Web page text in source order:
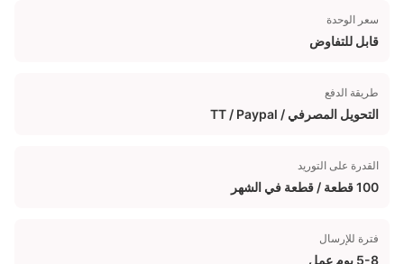
سعر الوحدة
قابل للتفاوض
طريقة الدفع
التحويل المصرفي / TT / Paypal
القدرة على التوريد
100 قطعة / قطعة في الشهر
فترة للإرسال
5-8 يوم عمل